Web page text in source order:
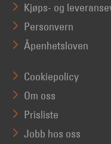
Kjøps- og
Personvern
Åpenhetsloven
Cookiepolicy
Om oss
Prisliste
Jobb hos oss